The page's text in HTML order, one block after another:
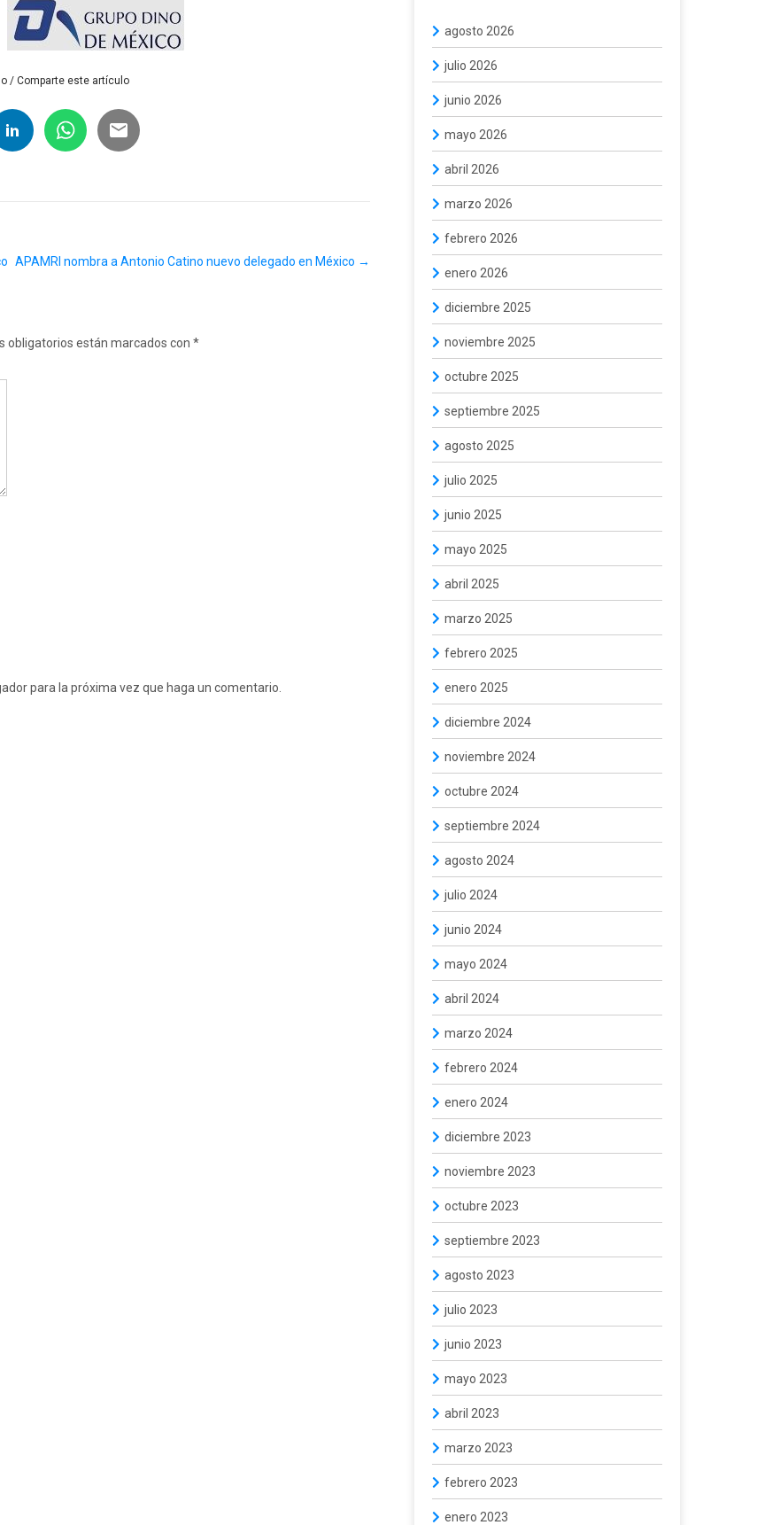
/ Comparte este artículo
APAMRI nombra a Antonio Catino nuevo delegado en México →
obligatorios están marcados con *
para la próxima vez que haga un comentario.
agosto 2026
julio 2026
junio 2026
mayo 2026
abril 2026
marzo 2026
febrero 2026
enero 2026
diciembre 2025
noviembre 2025
octubre 2025
septiembre 2025
agosto 2025
julio 2025
junio 2025
mayo 2025
abril 2025
marzo 2025
febrero 2025
enero 2025
diciembre 2024
noviembre 2024
octubre 2024
septiembre 2024
agosto 2024
julio 2024
junio 2024
mayo 2024
abril 2024
marzo 2024
febrero 2024
enero 2024
diciembre 2023
noviembre 2023
octubre 2023
septiembre 2023
agosto 2023
julio 2023
junio 2023
mayo 2023
abril 2023
marzo 2023
febrero 2023
enero 2023